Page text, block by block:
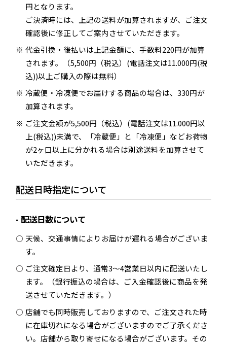
円となります。
ご決済時には、上記の送料が加算されますが、ご注文
確認後に修正してご案内させていただきます。
代金引換・後払いは上記金額に、手数料220円が加算
されます。（5,500円（税込）(電話注文は11.000円(税
込))以上ご購入の際は無料）
冷蔵便・冷凍便でお届けする商品の場合は、330円が
加算されます。
ご注文金額が5,500円（税込）(電話注文は11.000円以
上(税込))未満で、「冷蔵便」と「冷凍便」などお荷物
が2ヶ口以上に分かれる場合は別途送料を加算させて
いただきます。
配送日時指定について
配送日数について
天候、交通事情によりお届けが遅れる場合がございま
す。
ご注文確定日より、通常3～4営業日以内に配送いたし
ます。（銀行振込の場合は、ご入金確認後に商品を発
送させていただきます。）
店舗でも同時販売しておりますので、ご注文された時
に在庫切れになる場合がございますのでご了承くださ
い。店舗から取り寄せになる場合がございます。その